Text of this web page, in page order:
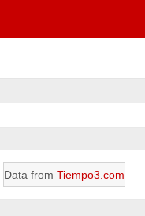
Data fromTiempo3.com